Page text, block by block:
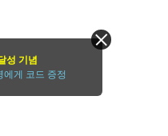
성 기념
에게 코드 증정